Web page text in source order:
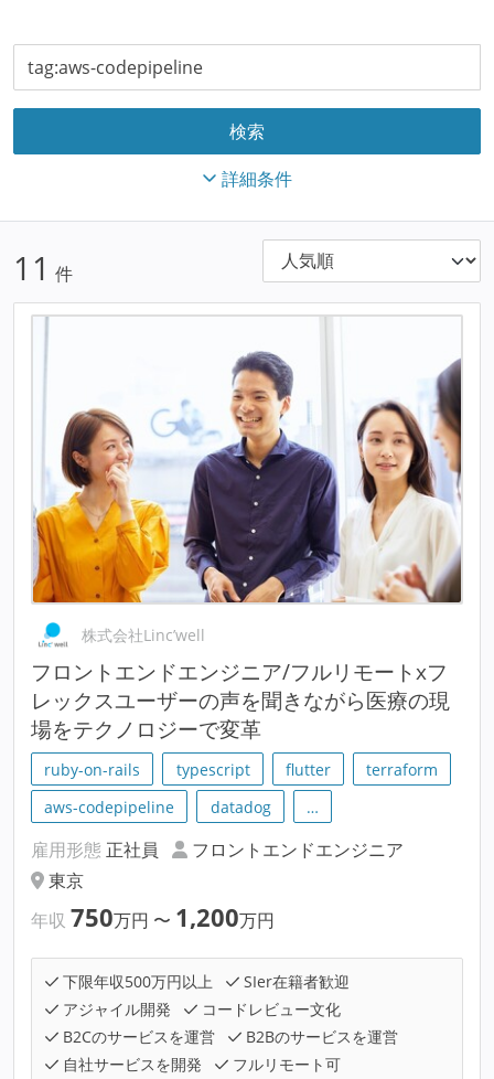
詳細条件
11 件
株式会社Linc’well
フロントエンドエンジニア/フルリモートxフ
レックスユーザーの声を聞きながら医療の現
場をテクノロジーで変革
ruby-on-rails typescript flutter
terraform
aws-codepipeline
datadog …
雇用形態 正社員
フロントエンドエンジニア
東京
年収 750万円 〜 1,200万円
下限年収500万円以上
SIer在籍者歓迎
アジャイル開発
コードレビュー文化
B2Cのサービスを運営
B2Bのサービスを運営
自社サービスを開発
フルリモート可